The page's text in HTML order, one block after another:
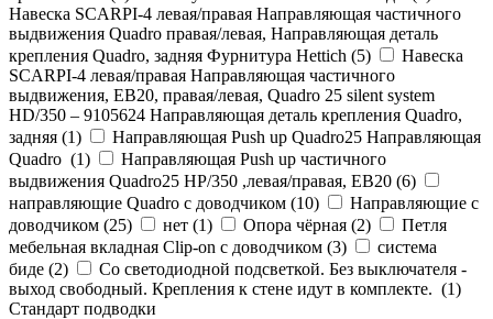
Навеска SCARPI-4 левая/правая Направляющая частичного
выдвижения Quadro правая/левая, Направляющая деталь
крепления Quadro, задняя Фурнитура Hettich (5)
Навеска
SCARPI-4 левая/правая Направляющая частичного
выдвижения, ЕВ20, правая/левая, Quadro 25 silent system
HD/350 – 9105624 Направляющая деталь крепления Quadro,
задняя (1)
Направляющая Push up Quadro25 Направляющая
Quadro (1)
Направляющая Push up частичного
выдвижения Quadro25 НР/350 ,левая/правая, ЕВ20 (6)
направляющие Quadro с доводчиком (10)
Направляющие с
доводчиком (25) нет (1) Опора чёрная (2)
Петля
мебельная вкладная Clip-on с доводчиком (3)
система
биде (2)
Со светодиодной подсветкой. Без выключателя -
выход свободный. Крепления к стене идут в комплекте. (1)
Стандарт подводки